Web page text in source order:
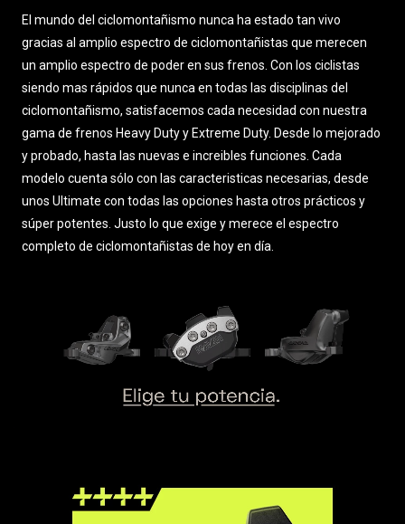
El mundo del ciclomontañismo nunca ha estado tan vivo
gracias al amplio espectro de ciclomontañistas que merecen
un amplio espectro de poder en sus frenos. Con los ciclistas
siendo mas rápidos que nunca en todas las disciplinas del
ciclomontañismo, satisfacemos cada necesidad con nuestra
gama de frenos Heavy Duty y Extreme Duty. Desde lo mejorado
y probado, hasta las nuevas e increibles funciones. Cada
modelo cuenta sólo con las caracteristicas necesarias, desde
unos Ultimate con todas las opciones hasta otros prácticos y
súper potentes. Justo lo que exige y merece el espectro
completo de ciclomontañistas de hoy en día.